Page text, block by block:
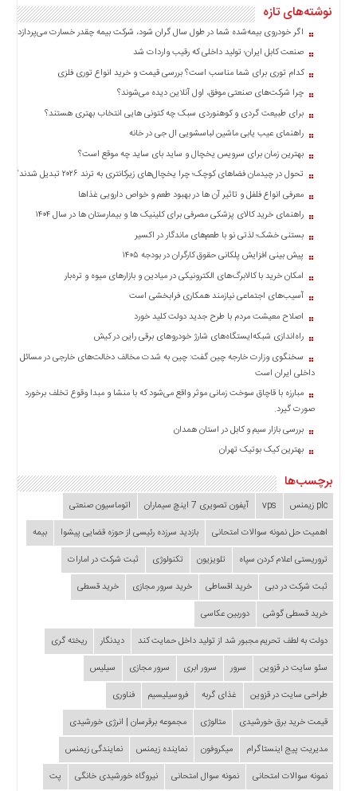
نوشته‌های تازه
اگر خودروی بیمه‌شده شما در طول سال گران شود، شرکت بیمه چقدر خسارت می‌پردازد؟
صنعت کابل ایران؛ تولید داخلی که رقیب واردات شد
کدام توری برای شما مناسب است؟ بررسی قیمت و خرید انواع توری فلزی
چرا شرکت‌های صنعتی موفق، اول آنلاین دیده می‌شوند؟
برای طبیعت گردی و کوهنوردی سبک چه کتونی هایی انتخاب بهتری هستند؟
راهنمای عیب یابی ماشین لباسشویی ال جی در خانه
بهترین زمان برای سرویس یخچال و ساید بای ساید چه موقع است؟
تحول در چیدمان فضاهای کوچک؛ چرا یخچال‌های زیرکانتری به ترند ۲۰۲۶ تبدیل شدند؟
معرفی انواع فلفل و تاثیر آن ‌ها در بهبود طعم و خواص دارویی غذاها
راهنمای خرید کالای پزشکی مصرفی برای کلینیک ها و بیمارستان ها در سال ۱۴۰۴
بستنی خشک؛ لذتی نو با طعم‌های ماندگار در اکسیر
پیش بینی افزایش پلکانی حقوق کارگران در بودجه ۱۴۰۵
امکان خرید با کالابرگ‌های الکترونیکی در میادین و بازارهای میوه و تره‌بار
آسیب‌های اجتماعی نیازمند همکاری فرابخشی است
اصلاح معیشت مردم با طرح جدید دولت کلید خورد
راه‌اندازی شبکه‌ایستگاه‌های شارژ خودروهای برقی راین در کیش
سخنگوی وزارت خارجه چین گفت: چین به شدت مخالف دخالت‌های خارجی در مسائل
داخلی ایران است
مبارزه با قاچاق سوخت زمانی موثر واقع می‌شود که با منشا و مبدا وقوع تخلف برخورد
صورت گیرد.
بررسی بازار سیم و کابل در استان همدان
بهترین کیک بوتیک تهران
برچسب‌ها
plc زیمنس vps آیفون تصویری 7 اینچ سیماران
اتوماسیون صنعتی
اهمیت حل نمونه سوالات امتحانی
بازدید سرزده‌ رئیسی از حوزه قضایی ‌پیشوا
بیمه
تروریستی اعلام کردن سپاه
تلویزیون تکنولوژی
ثبت شرکت در امارات
ثبت شرکت در دبی
خرید اقساطی خرید سرور مجازی
خرید قسطی
خرید قسطی گوشی
دوربین عکاسی
دولت به لطف تحریم مجبور شد از تولید داخل حمایت کند
دیدنگار
ریخته گری
سئو سایت در قزوین
سرور سرور ابری سرور مجازی
سیلیس
طراحی سایت در قزوین
غذای گربه فروسیلیسیم
فناوری
قیمت خرید برق خورشیدی
متالوژی
مجموعه برقرسان | انرژی خورشیدی
مدیریت پیج اینستاگرام
میکروفون نماینده زیمنس
نمایندگی زیمنس
نمونه سوالات امتحانی
نمونه سوال امتحانی نیروگاه خورشیدی خانگی
پت